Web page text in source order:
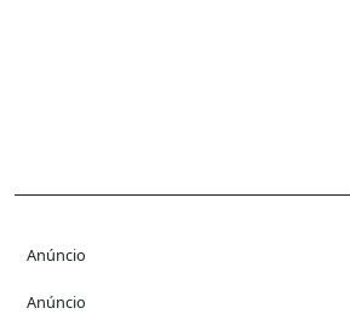
Anúncio
Anúncio